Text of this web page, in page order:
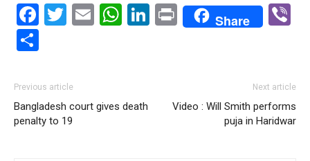
Facebook
Twitter
EmailWhatsApp
LinkedIn
PrintShare
Previous article
Bangladesh court gives death
penalty to 19
Next article
Video : Will Smith performs
puja in Haridwar